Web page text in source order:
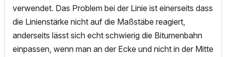
verwendet. Das Problem bei der Linie ist einerseits dass
die Linienstärke nicht auf die Maßstäbe reagiert,
anderseits lässt sich echt schwierig die Bitumenbahn
einpassen, wenn man an der Ecke und nicht in der Mitte